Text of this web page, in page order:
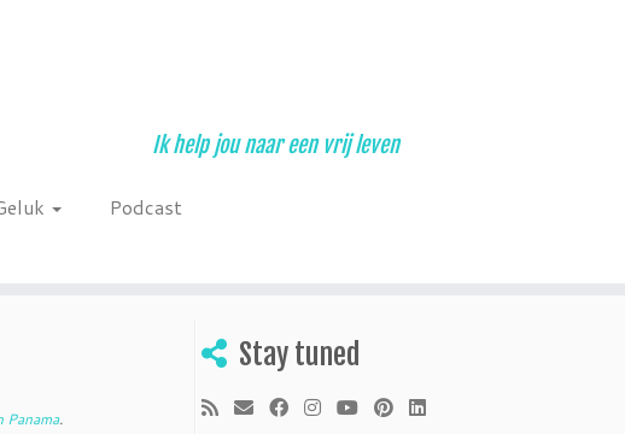
Ik help jou naar een vrij leven
Podcast
Panama.
Stay tuned